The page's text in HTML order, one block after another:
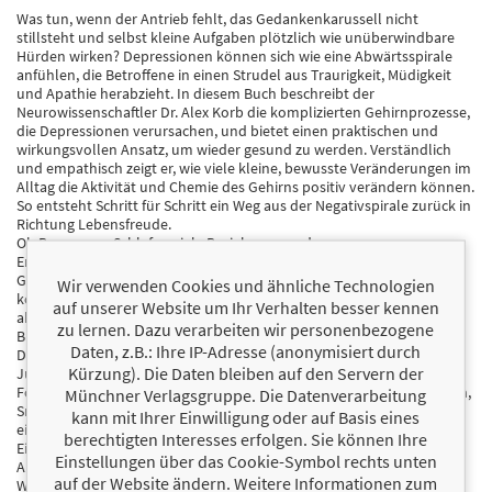
Was tun, wenn der Antrieb fehlt, das Gedankenkarussell nicht
stillsteht und selbst kleine Aufgaben plötzlich wie unüberwindbare
Hürden wirken? Depressionen können sich wie eine Abwärtsspirale
anfühlen, die Betroffene in einen Strudel aus Traurigkeit, Müdigkeit
und Apathie herabzieht. In diesem Buch beschreibt der
Neurowissenschaftler Dr. Alex Korb die komplizierten Gehirnprozesse,
die Depressionen verursachen, und bietet einen praktischen und
wirkungsvollen Ansatz, um wieder gesund zu werden. Verständlich
und empathisch zeigt er, wie viele kleine, bewusste Veränderungen im
Alltag die Aktivität und Chemie des Gehirns positiv verändern können.
So entsteht Schritt für Schritt ein Weg aus der Negativspirale zurück in
Richtung Lebensfreude.
Ob Bewegung, Schlaf, soziale Beziehungen oder
Entscheidungsverhalten: Korb erklärt anschaulich, wie Emotionen,
Gewohnheiten und Hirnchemie zusammenhängen und welche
konkreten Maßnahmen spürbare Wirkung zeigen. Dabei verbindet er
aktuelle Erkenntnisse aus der Neurowissenschaft mit einem klaren
Blick auf die Herausforderungen des Alltags.
Diese vollständig überarbeitete Neuausgabe zum zehnjährigen
Jubiläum des Ratgeber-Bestsellers enthält neueste
Forschungsergebnisse und geht auf den Einfluss von sozialen Medien,
Smartphones und digitaler Überreizung auf die mentale Gesundheit
ein.
Ein Mut machender, praxisnaher Begleiter für alle, die der
Abwärtsspirale entkommen wollen – mit kleinen Schritten, großer
Wirkung und einem lebensnahen Blick auf das, was wirklich hilft.
Wir verwenden Cookies und ähnliche Technologien
auf unserer Website um Ihr Verhalten besser kennen
zu lernen. Dazu verarbeiten wir personenbezogene
Daten, z.B.: Ihre IP-Adresse (anonymisiert durch
Kürzung). Die Daten bleiben auf den Servern der
Münchner Verlagsgruppe. Die Datenverarbeitung
kann mit Ihrer Einwilligung oder auf Basis eines
berechtigten Interesses erfolgen. Sie können Ihre
Einstellungen über das Cookie-Symbol rechts unten
auf der Website ändern. Weitere Informationen zum